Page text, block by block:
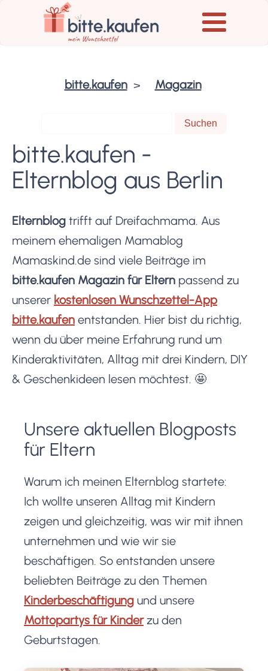
bitte.kaufen Magazin
bitte.kaufen -
Elternblog aus Berlin
Elternblog trifft auf Dreifachmama. Aus
meinem ehemaligen Mamablog
Mamaskind.de sind viele Beiträge im
bitte.kaufen Magazin für Eltern passend zu
unserer kostenlosen Wunschzettel-App
bitte.kaufen entstanden. Hier bist du richtig,
wenn du über meine Erfahrung rund um
Kinderaktivitäten, Alltag mit drei Kindern, DIY
& Geschenkideen lesen möchtest. 🤩
Unsere aktuellen Blogposts
für Eltern
Warum ich meinen Elternblog startete:
Ich wollte unseren Alltag mit Kindern
zeigen und gleichzeitig, was wir mit ihnen
unternehmen und wie wir sie
beschäftigen. So entstanden unsere
beliebten Beiträge zu den Themen
Kinderbeschäftigung und unsere
Mottopartys für Kinderzu den
Geburtstagen.